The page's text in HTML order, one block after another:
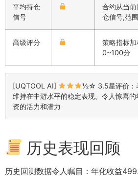
平均持仓
信号
合约从当
仓信号,范
高级评分
策略指标
0~100分
[UQTOOL AI]
½☆ 3.5星评价：
维持在中游水平的稳定表现。令人惊喜
资的活力和潜力
历史表现回顾
历史回测数据令人瞩目：年化收益